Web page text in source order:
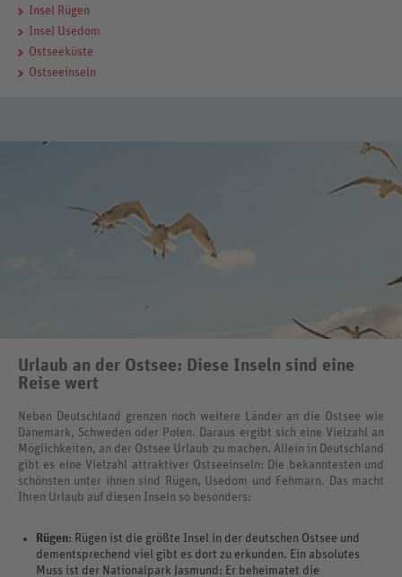
Insel Rügen
Insel Usedom
Ostseeküste
Ostseeinseln
Urlaub an der Ostsee: Diese Inseln sind eine
Reise wert
Neben Deutschland grenzen noch weitere Länder an die Ostsee wie
Dänemark, Schweden oder Polen. Daraus ergibt sich eine Vielzahl an
Möglichkeiten, an der Ostsee Urlaub zu machen. Allein in Deutschland
gibt es eine Vielzahl attraktiver Ostseeinseln: Die bekanntesten und
schönsten unter ihnen sind Rügen, Usedom und Fehmarn. Das macht
Ihren Urlaub auf diesen Inseln so besonders:
Rügen: Rügen ist die größte Insel in der deutschen Ostsee und
dementsprechend viel gibt es dort zu erkunden. Ein absolutes
Muss ist der Nationalpark Jasmund: Er beheimatet die